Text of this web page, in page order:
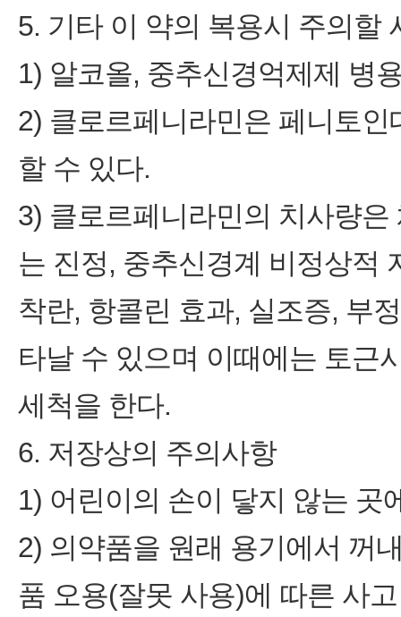
5. 기타 이 약의 복용시 주의할
1) 알코올, 중추신경억제제 병
2) 클로르페니라민은 페니토
할 수 있다.
3) 클로르페니라민의 치사량
는 진정, 중추신경계 비정상적
착란, 항콜린 효과, 실조증, 부
타날 수 있으며 이때에는 토근
세척을 한다.
6. 저장상의 주의사항
1) 어린이의 손이 닿지 않는 곳
2) 의약품을 원래 용기에서 꺼
품 오용(잘못 사용)에 따른 사